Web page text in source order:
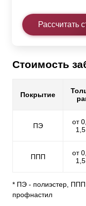
Рассчитать
Стоимость
Покрытие
ПЭ
от
ППП
от
* ПЭ - полиэстер,
профнастил